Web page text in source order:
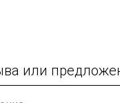
или